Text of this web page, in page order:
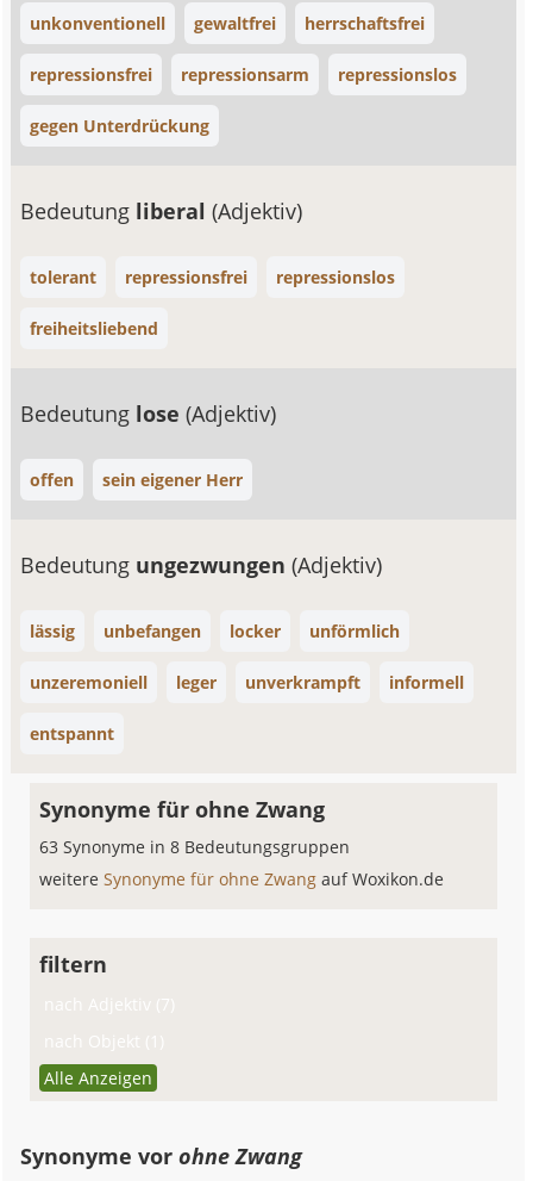
unkonventionell gewaltfrei herrschaftsfrei
repressionsfrei repressionsarm repressionslos
gegen Unterdrückung
Bedeutung liberal(Adjektiv)
tolerant repressionsfrei repressionslos
freiheitsliebend
Bedeutung lose(Adjektiv)
offen sein eigener Herr
Bedeutung ungezwungen(Adjektiv)
lässig unbefangen locker unförmlich
unzeremoniell leger unverkrampft informell
entspannt
Synonyme für ohne Zwang
63 Synonyme in 8 Bedeutungsgruppen
weitereSynonyme für ohne Zwangauf Woxikon.de
filtern
nach Adjektiv (7)
nach Objekt (1)
Alle Anzeigen
Synonyme vorohne Zwang